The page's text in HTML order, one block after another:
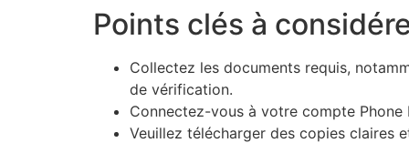
Points clés à
Collectez les documents requis,
de vérification.
Connectez-vous à votre compte
Veuillez télécharger des copies claires